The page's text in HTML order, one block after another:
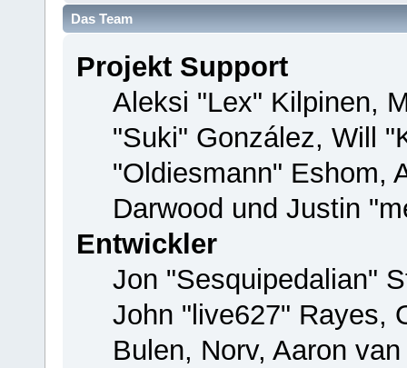
Das Team
Projekt Support
Aleksi "Lex" Kilpinen,
"Suki" González, Will
"Oldiesmann" Eshom,
Darwood und Justin
Entwickler
Jon "Sesquipedalian"
John "live627" Rayes,
Bulen, Norv, Aaron